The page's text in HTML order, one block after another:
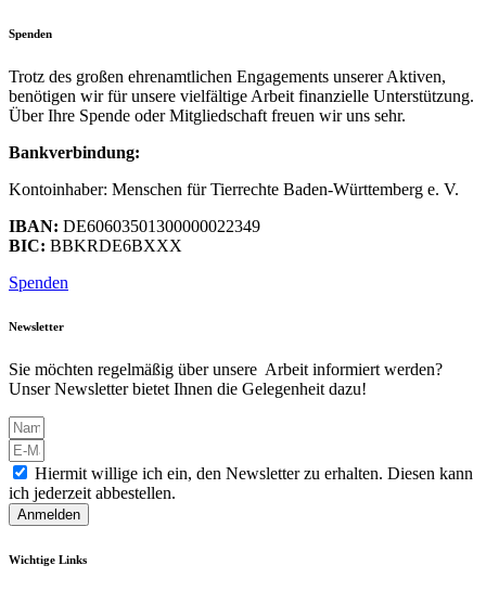
Spenden
Trotz des großen ehrenamtlichen Engagements unserer Aktiven,
benötigen wir für unsere vielfältige Arbeit finanzielle Unterstützung.
Über Ihre Spende oder Mitgliedschaft freuen wir uns sehr.
Bankverbindung:
Kontoinhaber: Menschen für Tierrechte Baden-Württemberg e. V.
IBAN: DE60603501300000022349
BIC: BBKRDE6BXXX
Spenden
Newsletter
Sie möchten regelmäßig über unsere Arbeit informiert werden?
Unser Newsletter bietet Ihnen die Gelegenheit dazu!
Hiermit willige ich ein, den Newsletter zu erhalten. Diesen kann
ich jederzeit abbestellen.
Anmelden
Wichtige Links